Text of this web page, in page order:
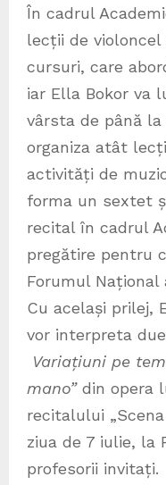
În cadrul
lecții de
cursuri, care
iar Ella Bokor va
vârsta de până la
organiza atât
activități de
forma un sextet
recital în cadrul
pregătire pentru
Forumul Național
Cu același prilej,
vor interpreta
Variațiuni pe
mano”din opera
recitalului
ziua de 7 iulie, la
profesorii invitați.